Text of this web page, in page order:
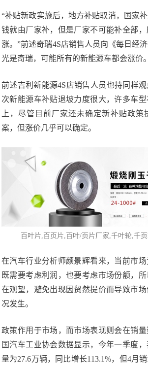
“补贴新政实施后，地方补贴取消，国家
钱就由厂家补，但是厂家不可能补全部
涨。”前述奇瑞4S店销售人员向《每日经
光是奇瑞，可能所有的新能源车都会涨价。
前述吉利新能源4S店销售人员也持同样
次新能源车补贴退坡力度很大，许多车
上，尽管目前厂家还未确定新补贴政策
案，但涨价几乎可以确定。
百叶片 ,百页片, 百叶/页片厂家 ,千叶轮,千
在汽车行业分析师颜景辉看来，当前市
既需要考虑利润，也要考虑市场份额，
在观望，避免出现因贸然提价而导致市
况发生。
政策作用于市场，而市场表现则会在销
国汽车工业协会数据显示，今年一季度
量为27.6万辆，同比增长113.1%，但4月